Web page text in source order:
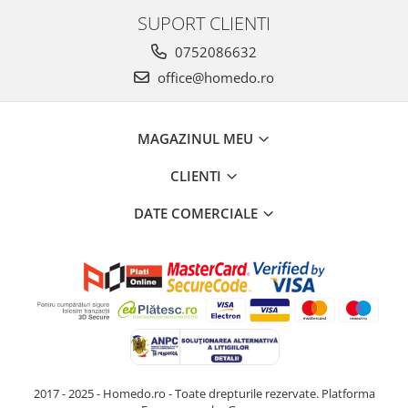
SUPORT CLIENTI
0752086632
office@homedo.ro
MAGAZINUL MEU
CLIENTI
DATE COMERCIALE
2017 - 2025 - Homedo.ro - Toate drepturile rezervate. Platforma